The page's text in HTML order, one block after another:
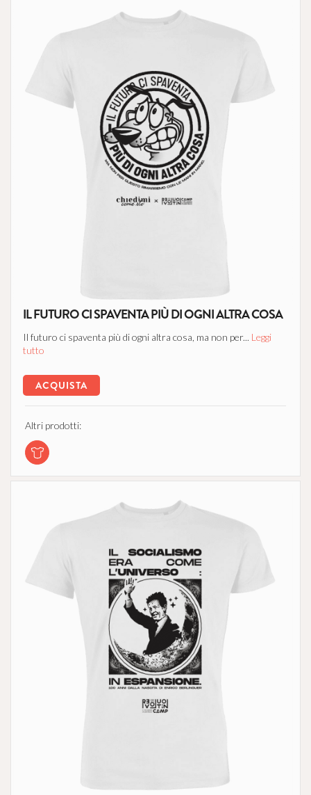
IL FUTURO CI SPAVENTA PIÙ DI OGNI ALTRA COSA
Il futuro ci spaventa più di ogni altra cosa, ma non per... Leggi
tutto
ACQUISTA
Altri prodotti: